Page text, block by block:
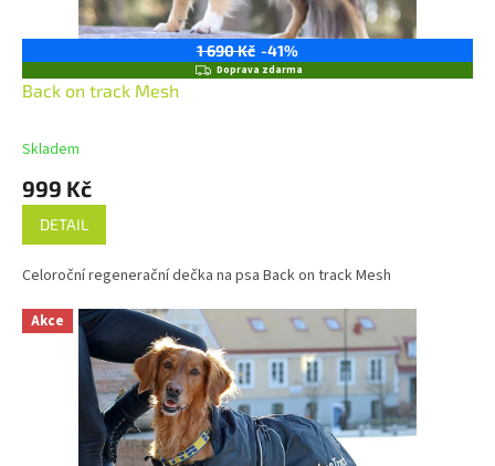
1 690 Kč -41%
ZDoprava zdarma
Back on track Mesh
Skladem
999 Kč
DETAIL
Celoroční regenerační dečka na psa Back on track Mesh
Akce